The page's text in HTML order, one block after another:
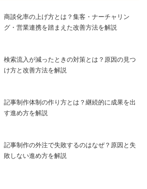
商談化率の上げ方とは？集客・ナーチャリン
グ・営業連携を踏まえた改善方法を解説
検索流入が減ったときの対策とは？原因の見つ
け方と改善方法を解説
記事制作体制の作り方とは？継続的に成果を出
す進め方を解説
記事制作の外注で失敗するのはなぜ？原因と失
敗しない進め方を解説